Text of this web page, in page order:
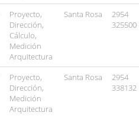
Proyecto,
Dirección,
Cálculo,
Medición
Arquitectura
Santa Rosa
2954
325500
Proyecto,
Dirección,
Medición
Arquitectura
Santa Rosa
2954
338132